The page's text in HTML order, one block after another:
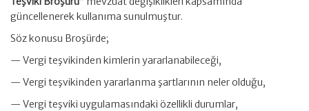
güncellenerek kullanıma sunulmuştur.
Söz konusu Broşürde;
— Vergi teşvikinden kimlerin yararlanabileceği,
— Vergi teşvikinden yararlanma şartlarının neler olduğu,
— Vergi teşviki uygulamasındaki özellikli durumlar,